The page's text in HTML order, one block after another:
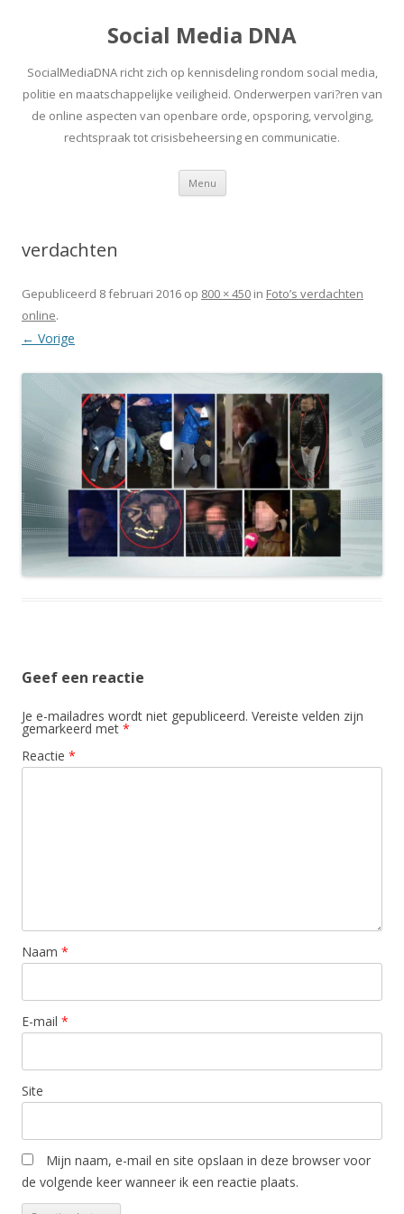
Social Media DNA
SocialMediaDNA richt zich op kennisdeling rondom social media,
politie en maatschappelijke veiligheid. Onderwerpen vari?ren van
de online aspecten van openbare orde, opsporing, vervolging,
rechtspraak tot crisisbeheersing en communicatie.
Menu Spring
inhoud
verdachten
Gepubliceerd 8 februari 2016 op 800 × 450 in Foto’s verdachten
online.
← Vorige
Geef een reactie
Je e-mailadres wordt niet gepubliceerd. Vereiste velden zijn
gemarkeerd met *
Reactie *
Naam *
E-mail *
Site
Mijn naam, e-mail en site opslaan in deze browser voor
de volgende keer wanneer ik een reactie plaats.